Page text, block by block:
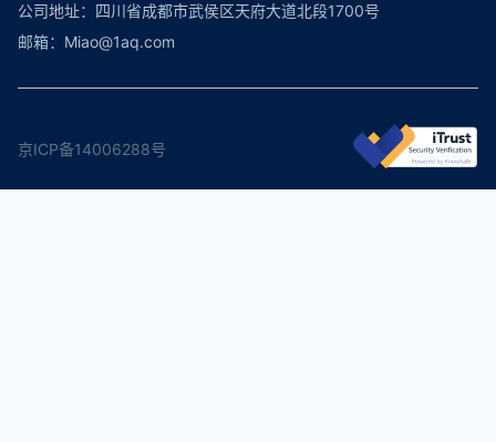
公司地址：四川省成都市武侯区天府大道北段1700号
邮箱：Miao@1aq.com
京ICP备14006288号